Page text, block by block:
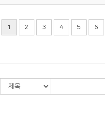
1 2 3 4 5 6